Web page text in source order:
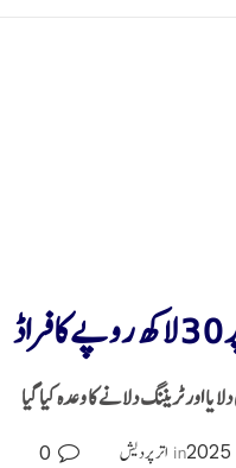
اور ٹریننگ دلانے کا وعدہ کیا گیا
in اتر پردیش